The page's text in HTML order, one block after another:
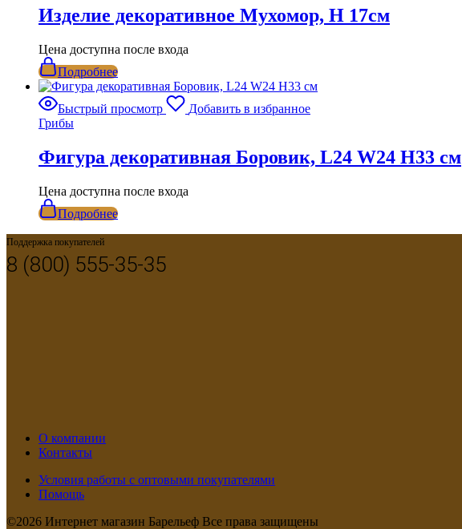
Изделие декоративное Мухомор, H 17см
Цена доступна после входа
Подробнее
Быстрый просмотр
Добавить в избранное
Грибы
Фигура декоративная Боровик, L24 W24 H33 см
Цена доступна после входа
Подробнее
Поддержка покупателей
8 (800) 555-35-35
О компании
Контакты
Условия работы с оптовыми покупателями
Помощь
©2026 Интернет магазин Барельеф Все права защищены